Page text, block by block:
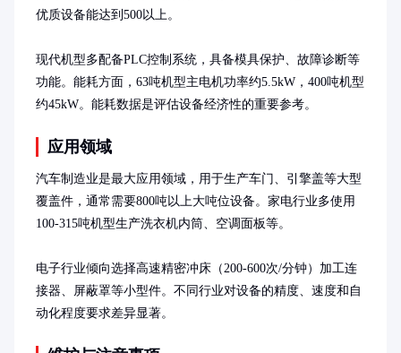
优质设备能达到500以上。
现代机型多配备PLC控制系统，具备模具保护、故障诊断等
功能。能耗方面，63吨机型主电机功率约5.5kW，400吨机型
约45kW。能耗数据是评估设备经济性的重要参考。
应用领域
汽车制造业是最大应用领域，用于生产车门、引擎盖等大型
覆盖件，通常需要800吨以上大吨位设备。家电行业多使用
100-315吨机型生产洗衣机内筒、空调面板等。
电子行业倾向选择高速精密冲床（200-600次/分钟）加工连
接器、屏蔽罩等小型件。不同行业对设备的精度、速度和自
动化程度要求差异显著。